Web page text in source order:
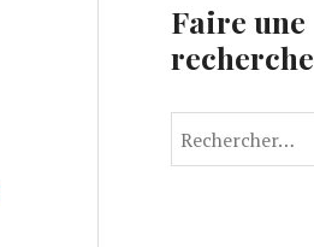
Faire une
recherche